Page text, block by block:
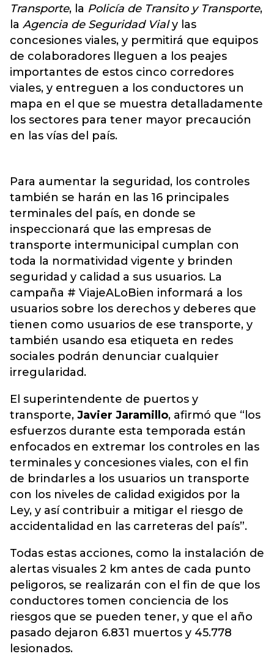
Transporte, la Policía de Transito y Transporte,
la Agencia de Seguridad Vialy las
concesiones viales, y permitirá que equipos
de colaboradores lleguen a los peajes
importantes de estos cinco corredores
viales, y entreguen a los conductores un
mapa en el que se muestra detalladamente
los sectores para tener mayor precaución
en las vías del país.
Para aumentar la seguridad, los controles
también se harán en las 16 principales
terminales del país, en donde se
inspeccionará que las empresas de
transporte intermunicipal cumplan con
toda la normatividad vigente y brinden
seguridad y calidad a sus usuarios. La
campaña # ViajeALoBien informará a los
usuarios sobre los derechos y deberes que
tienen como usuarios de ese transporte, y
también usando esa etiqueta en redes
sociales podrán denunciar cualquier
irregularidad.
El superintendente de puertos y
transporte, Javier Jaramillo, afirmó que “los
esfuerzos durante esta temporada están
enfocados en extremar los controles en las
terminales y concesiones viales, con el fin
de brindarles a los usuarios un transporte
con los niveles de calidad exigidos por la
Ley, y así contribuir a mitigar el riesgo de
accidentalidad en las carreteras del país”.
Todas estas acciones, como la instalación de
alertas visuales 2 km antes de cada punto
peligoros, se realizarán con el fin de que los
conductores tomen conciencia de los
riesgos que se pueden tener, y que el año
pasado dejaron 6.831 muertos y 45.778
lesionados.